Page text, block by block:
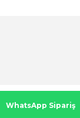
WhatsApp Sipariş